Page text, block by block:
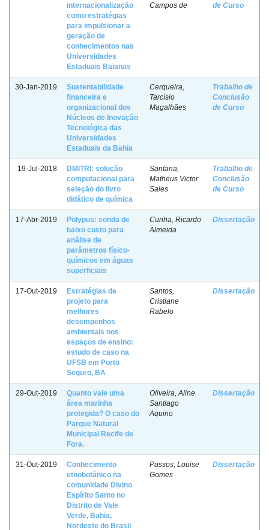
internacionalização
como estratégias
para impulsionar a
geração de
conhecimentos nas
Universidades
Estaduais Baianas
Campos de
de Curso
30-Jan-2019
Sustentabilidade
financeira e
organizacional dos
Núcleos de Inovação
Tecnológica das
Universidades
Estaduais da Bahia
Cerqueira,
Tarcísio
Magalhães
Trabalho de
Conclusão
de Curso
19-Jul-2018
DMITRI: solução
computacional para
seleção do livro
didático de química
Santana,
Matheus Victor
Sales
Trabalho de
Conclusão
de Curso
17-Abr-2019
Polypus: sonda de
baixo custo para
análise de
parâmetros físico-
químicos em águas
superficiais
Cunha, Ricardo
Almeida
Dissertação
17-Out-2019
Estratégias de
projeto para
melhores
desempenhos
ambientais nos
espaços de ensino:
estudo de caso na
UFSB em Porto
Seguro, BA
Santos,
Cristiane
Rabelo
Dissertação
29-Out-2019
Quanto vale uma
área marinha
protegida? O caso do
Parque Natural
Municipal Recife de
Fora.
Oliveira, Aline
Santiago
Aquino
Dissertação
31-Out-2019
Conhecimento
etnobotânico na
comunidade Divino
Espírito Santo no
Distrito de Vale
Verde, Bahia,
Nordeste do Brasil
Passos, Louise
Gomes
Dissertação